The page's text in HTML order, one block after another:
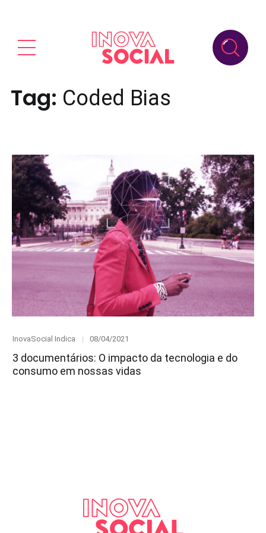
Tag: Coded Bias
Category
InovaSocial Indica
Posted
08/04/2021
3 documentários: O impacto da tecnologia e do
consumo em nossas vidas